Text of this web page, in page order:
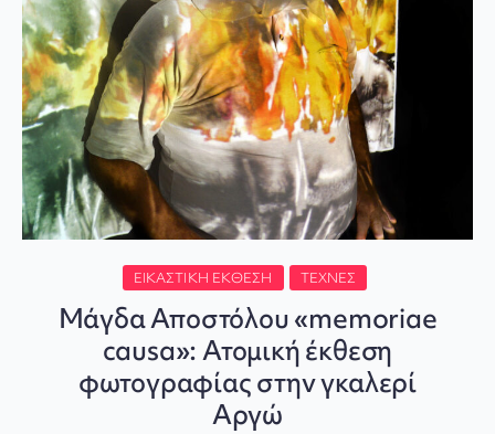
ΕΙΚΑΣΤΙΚΉ ΈΚΘΕΣΗ ΤΈΧΝΕΣ
Μάγδα Αποστόλου «memoriae
causa»: Ατομική έκθεση
φωτογραφίας στην γκαλερί
Αργώ